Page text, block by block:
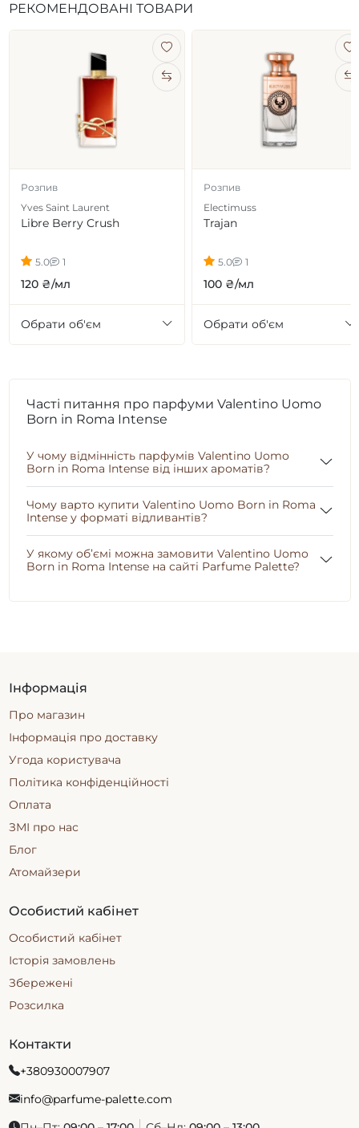
РЕКОМЕНДОВАНІ ТОВАРИ
Розпив
Yves Saint Laurent
Libre Berry Crush
5.0 1
120 ₴/мл
Обрати об'єм
Розпив
Electimuss
Trajan
5.0 1
100 ₴/мл
Обрати об'єм
Часті питання про парфуми Valentino Uomo
Born in Roma Intense
У чому відмінність парфумів Valentino Uomo
Born in Roma Intense від інших ароматів?
Чому варто купити Valentino Uomo Born in Roma
Intense у форматі відливантів?
У якому об’ємі можна замовити Valentino Uomo
Born in Roma Intense на сайті Parfume Palette?
Інформація
Про магазин
Інформація про доставку
Угода користувача
Політика конфіденційності
Оплата
ЗМІ про нас
Блог
Атомайзери
Особистий кабінет
Особистий кабінет
Історія замовлень
Збережені
Розсилка
Контакти
+380930007907
info@parfume-palette.com